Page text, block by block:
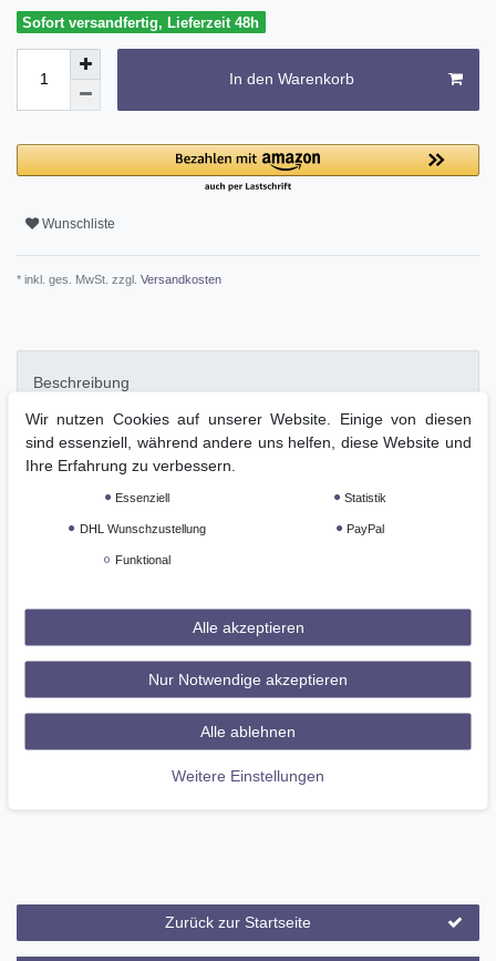
Sofort versandfertig, Lieferzeit 48h
In den Warenkorb
Wunschliste
* inkl. ges. MwSt. zzgl. Versandkosten
Beschreibung
Technische Daten
Light Weight Steppblouson mit Collage KragenFibre Ball Füllung
für leichtes fluffiges Tragegefühl
Zurück zur Startseite
Wir nutzen Cookies auf unserer Website. Einige von diesen
sind essenziell, während andere uns helfen, diese Website und
Ihre Erfahrung zu verbessern.
Essenziell Statistik
DHL Wunschzustellung PayPal
Funktional
Alle akzeptieren
Nur Notwendige akzeptieren
Alle ablehnen
Weitere Einstellungen